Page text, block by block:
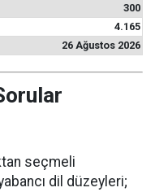
300
4.165
26 Ağustos 2026
seçmeli
dil düzeyleri;